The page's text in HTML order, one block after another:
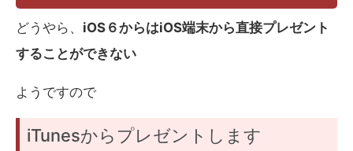
どうやら、 iOS６からはiOS端末から直接プレゼント
することができない
ようですので
iTunesからプレゼントします